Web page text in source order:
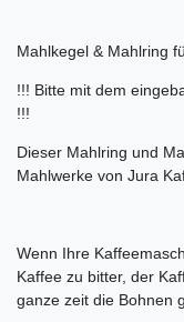
Mahlkegel & Mahlring
!!! Bitte mit dem
!!!
Dieser Mahlring und
Mahlwerke von Jura
Wenn Ihre
Kaffee zu bitter, der
ganze zeit die Bohnen